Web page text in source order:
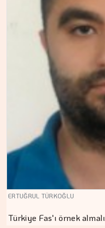
ERTUĞRUL TÜRKOĞLU
Türkiye Fas'ı örnek almalı